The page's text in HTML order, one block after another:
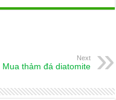
Next
Mua thảm đá diatomite